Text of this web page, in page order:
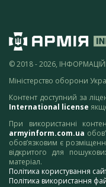
© 2018 - 2026,
Міністерство оборони
Контент доступний за
International license
При використанні
armyinform.com.ua
обов’язковим є
відкритого для
матеріал.
Політика користування
Політика використання